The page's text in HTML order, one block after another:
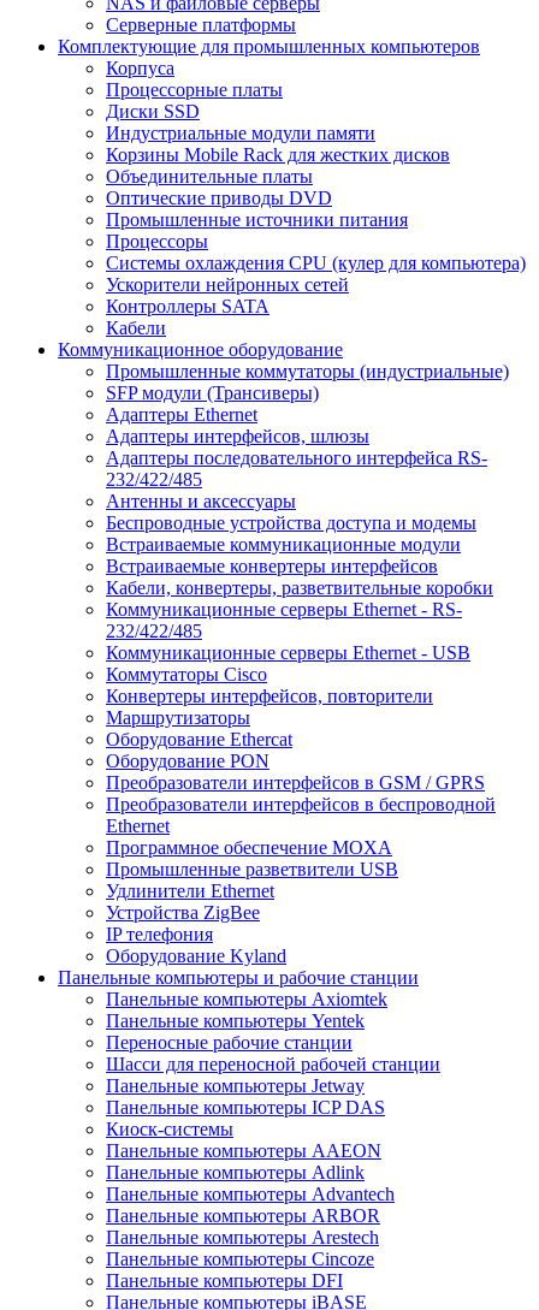
Серверные платформы
Комплектующие для промышленных компьютеров
Корпуса
Процессорные платы
Диски SSD
Индустриальные модули памяти
Корзины Mobile Rack для жестких дисков
Объединительные платы
Оптические приводы DVD
Промышленные источники питания
Процессоры
Системы охлаждения CPU (кулер для компьютера)
Ускорители нейронных сетей
Контроллеры SATA
Кабели
Коммуникационное оборудование
Промышленные коммутаторы (индустриальные)
SFP модули (Трансиверы)
Адаптеры Ethernet
Адаптеры интерфейсов, шлюзы
Адаптеры последовательного интерфейса RS-
232/422/485
Антенны и аксессуары
Беспроводные устройства доступа и модемы
Встраиваемые коммуникационные модули
Встраиваемые конвертеры интерфейсов
Кабели, конвертеры, разветвительные коробки
Коммуникационные серверы Ethernet - RS-
232/422/485
Коммуникационные серверы Ethernet - USB
Коммутаторы Cisco
Конвертеры интерфейсов, повторители
Маршрутизаторы
Оборудование Ethercat
Оборудование PON
Преобразователи интерфейсов в GSM / GPRS
Преобразователи интерфейсов в беспроводной
Ethernet
Программное обеспечение MOXA
Промышленные разветвители USB
Удлинители Ethernet
Устройства ZigBee
IP телефония
Оборудование Kyland
Панельные компьютеры и рабочие станции
Панельные компьютеры Axiomtek
Панельные компьютеры Yentek
Переносные рабочие станции
Шасси для переносной рабочей станции
Панельные компьютеры Jetway
Панельные компьютеры ICP DAS
Киоск-системы
Панельные компьютеры AAEON
Панельные компьютеры Adlink
Панельные компьютеры Advantech
Панельные компьютеры ARBOR
Панельные компьютеры Arestech
Панельные компьютеры Cincoze
Панельные компьютеры DFI
Панельные компьютеры iBASE